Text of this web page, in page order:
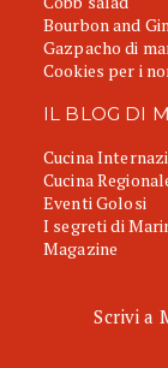
Bourbon and
Gazpacho di
Cookies per i
IL BLOG DI
Cucina
Cucina
Eventi Golosi
I segreti di
Magazine
Scrivi a